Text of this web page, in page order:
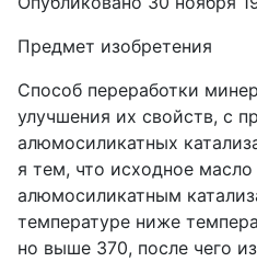
Предмет изобретения
Способ переработки
улучшения их свойств, с
алюмосиликатных
я тем, что исходное
алюмосиликатным
температуре ниже
но выше 370, после чего